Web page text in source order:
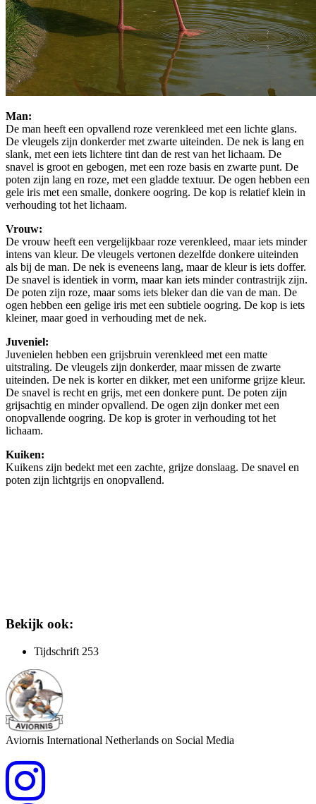
Man:
De man heeft een opvallend roze verenkleed met een lichte glans.
De vleugels zijn donkerder met zwarte uiteinden. De nek is lang en
slank, met een iets lichtere tint dan de rest van het lichaam. De
snavel is groot en gebogen, met een roze basis en zwarte punt. De
poten zijn lang en roze, met een gladde textuur. De ogen hebben een
gele iris met een smalle, donkere oogring. De kop is relatief klein in
verhouding tot het lichaam.
Vrouw:
De vrouw heeft een vergelijkbaar roze verenkleed, maar iets minder
intens van kleur. De vleugels vertonen dezelfde donkere uiteinden
als bij de man. De nek is eveneens lang, maar de kleur is iets doffer.
De snavel is identiek in vorm, maar kan iets minder contrastrijk zijn.
De poten zijn roze, maar soms iets bleker dan die van de man. De
ogen hebben een gelige iris met een subtiele oogring. De kop is iets
kleiner, maar goed in verhouding met de nek.
Juveniel:
Juvenielen hebben een grijsbruin verenkleed met een matte
uitstraling. De vleugels zijn donkerder, maar missen de zwarte
uiteinden. De nek is korter en dikker, met een uniforme grijze kleur.
De snavel is recht en grijs, met een donkere punt. De poten zijn
grijsachtig en minder opvallend. De ogen zijn donker met een
onopvallende oogring. De kop is groter in verhouding tot het
lichaam.
Kuiken:
Kuikens zijn bedekt met een zachte, grijze donslaag. De snavel en
poten zijn lichtgrijs en onopvallend.
Bekijk ook:
Tijdschrift 253
Aviornis International Netherlands on Social Media